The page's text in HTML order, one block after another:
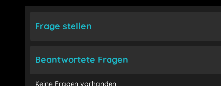
Frage stellen
Beantwortete Fragen
Keine Fragen vorhanden